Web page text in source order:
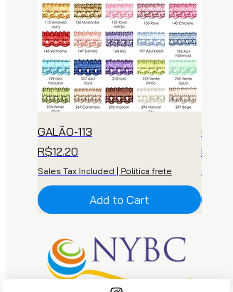
GALÃO-113
Price
R$12.20
Sales Tax Included Politica frete
Add to Cart
GALÃO
Price